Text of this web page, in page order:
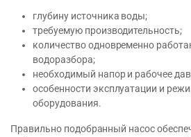
глубину источника воды;
требуемую производительность;
количество одновременно
водоразбора;
необходимый напор и рабочее
особенности эксплуатации и
оборудования.
Правильно подобранный насос